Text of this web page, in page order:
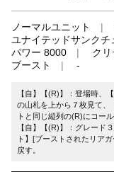
ノーマルユニット
ユナイテッドサンクチ
パワー 8000
クリ
ブースト
-
【自】【(R)】：登場時、
の山札を上から７枚見て、
トと同じ縦列の(R)にコー
【自】【(R)】：グレード
ト】[ブーストされたリア
戻す。